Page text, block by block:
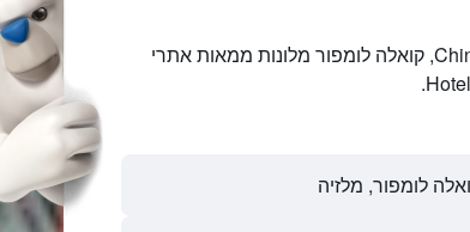
חיפוש והשוואתChinatown, קואלה לומפור מלונות ממאות אתרי